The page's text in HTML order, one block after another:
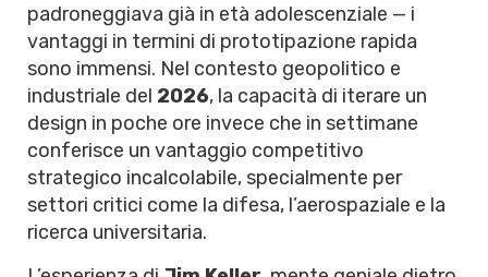
padroneggiava già in età adolescenziale — i
vantaggi in termini di prototipazione rapida
sono immensi. Nel contesto geopolitico e
industriale del 2026, la capacità di iterare un
design in poche ore invece che in settimane
conferisce un vantaggio competitivo
strategico incalcolabile, specialmente per
settori critici come la difesa, l’aerospaziale e la
ricerca universitaria.